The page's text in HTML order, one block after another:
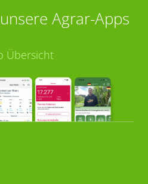
Agrar-Apps
Übersicht